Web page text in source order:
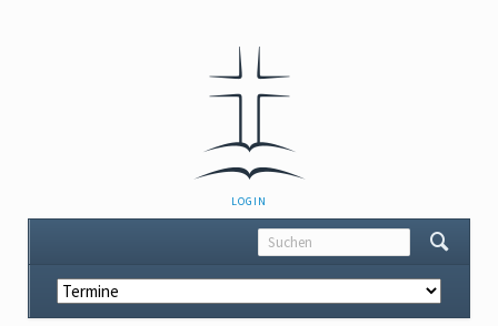
NAVIGATION
ÜBERSPRINGEN
LOGIN
Navigation
überspringen